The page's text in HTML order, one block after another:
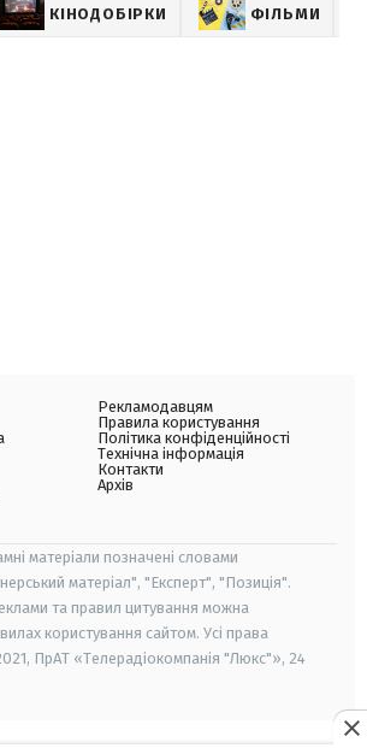
КІНОДОБІРКИ ФІЛЬМИ
Рекламодавцям
Правила користування
Політика конфіденційності
Технічна інформація
Контакти
Архів
матеріали позначені словами
матеріал", "Експерт", "Позиція".
та правил цитування можна
користування сайтом. Усі права
ПрАТ «Телерадіокомпанія "Люкс"», 24